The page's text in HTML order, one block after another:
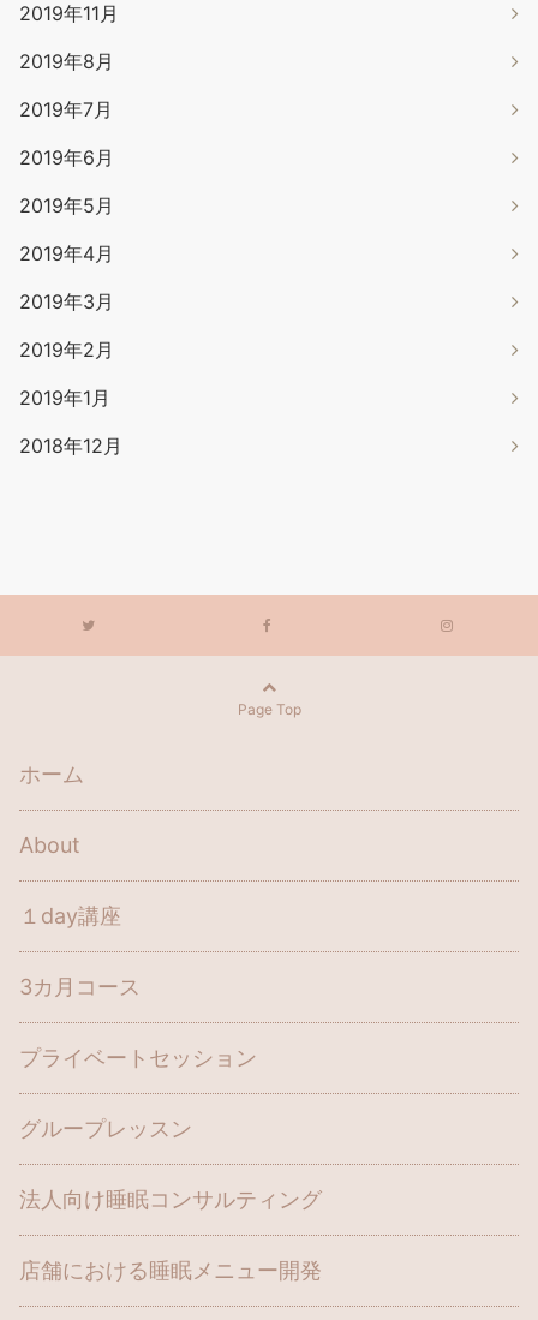
2019年11月
2019年8月
2019年7月
2019年6月
2019年5月
2019年4月
2019年3月
2019年2月
2019年1月
2018年12月
Page Top
ホーム
About
１day講座
3カ月コース
プライベートセッション
グループレッスン
法人向け睡眠コンサルティング
店舗における睡眠メニュー開発